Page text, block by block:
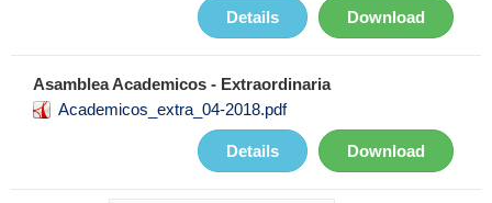
Download
Details
Asamblea Academicos - Extraordinaria
Academicos_extra_04-2018.pdf
Download
Details